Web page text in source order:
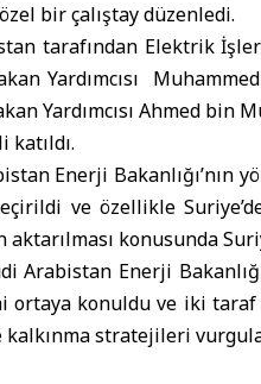
bir çalıştay düzenledi.
tarafından Elektrik
Yardımcısı
Yardımcısı Ahmed bin
katıldı.
Enerji
ve özellikle
konusunda
Arabistan Enerji
ortaya konuldu ve iki
stratejileri